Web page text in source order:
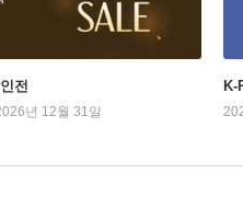
전
년 12월 31일
K-